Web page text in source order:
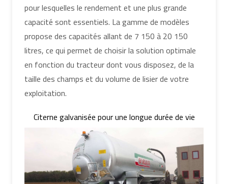
pour lesquelles le rendement et une plus grande
capacité sont essentiels. La gamme de modèles
propose des capacités allant de 7 150 à 20 150
litres, ce qui permet de choisir la solution optimale
en fonction du tracteur dont vous disposez, de la
taille des champs et du volume de lisier de votre
exploitation.
Citerne galvanisée pour une longue durée de vie